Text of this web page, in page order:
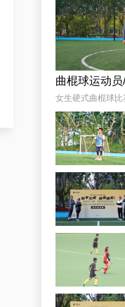
女生硬式曲棍球